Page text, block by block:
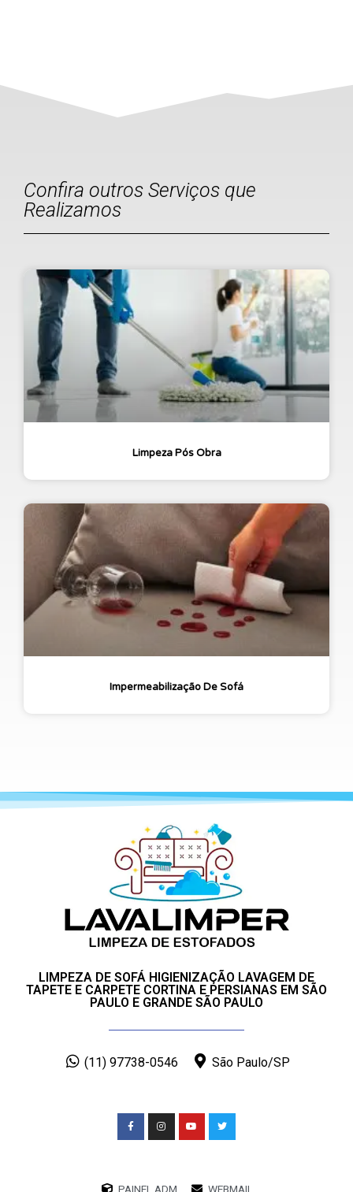
Confira outros Serviços que
Realizamos
Limpeza Pós Obra
Impermeabilização De Sofá
LIMPEZA DE SOFÁ HIGIENIZAÇÃO LAVAGEM DE
TAPETE E CARPETE CORTINA E PERSIANAS EM SÃO
PAULO E GRANDE SÃO PAULO
(11) 97738-0546 São Paulo/SP
PAINEL ADM WEBMAIL